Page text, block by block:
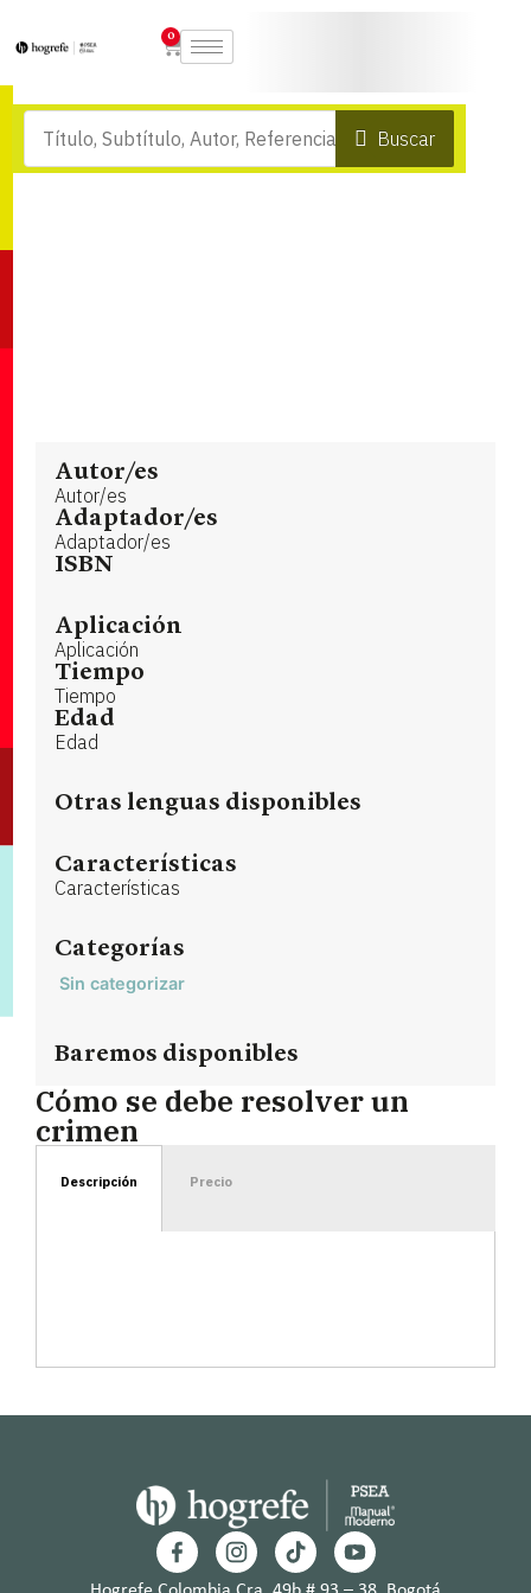
0
Buscar
Autor/es
Autor/es
Adaptador/es
Adaptador/es
ISBN
Aplicación
Aplicación
Tiempo
Tiempo
Edad
Edad
Otras lenguas disponibles
Características
Características
Categorías
Sin categorizar
Baremos disponibles
Cómo se debe resolver un
crimen
Descripción Precio